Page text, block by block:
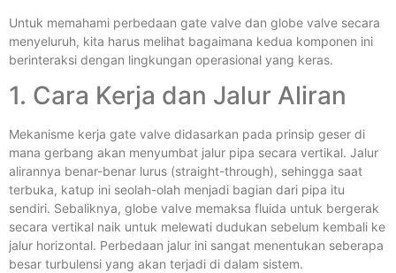
Untuk memahami perbedaan gate valve dan globe valve secara
menyeluruh, kita harus melihat bagaimana kedua komponen ini
berinteraksi dengan lingkungan operasional yang keras.
1. Cara Kerja dan Jalur Aliran
Mekanisme kerja gate valve didasarkan pada prinsip geser di
mana gerbang akan menyumbat jalur pipa secara vertikal. Jalur
alirannya benar-benar lurus (straight-through), sehingga saat
terbuka, katup ini seolah-olah menjadi bagian dari pipa itu
sendiri. Sebaliknya, globe valve memaksa fluida untuk bergerak
secara vertikal naik untuk melewati dudukan sebelum kembali ke
jalur horizontal. Perbedaan jalur ini sangat menentukan seberapa
besar turbulensi yang akan terjadi di dalam sistem.